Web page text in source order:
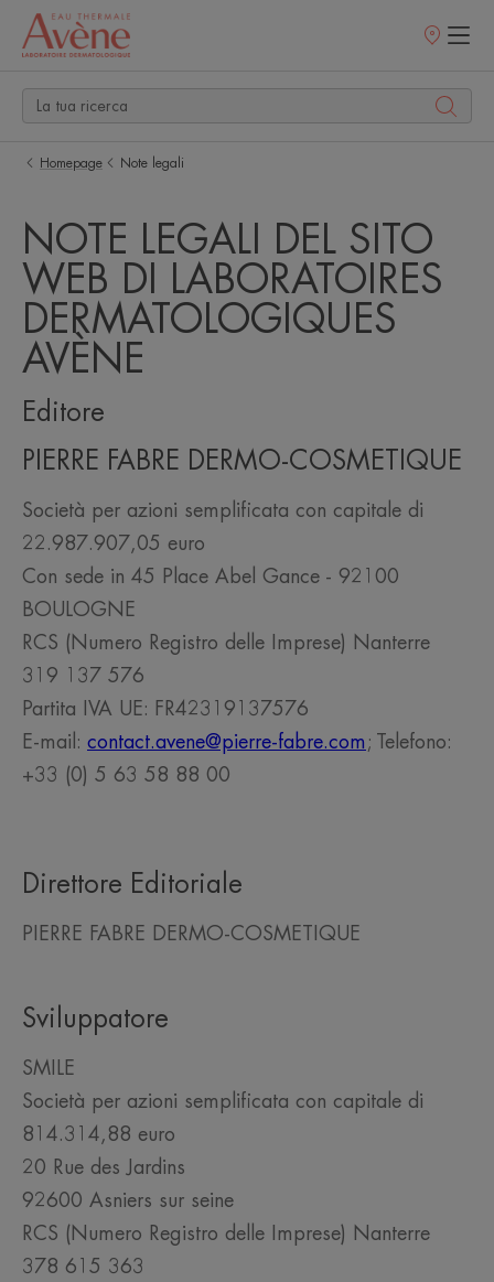
Punti
Homepage Note legali
NOTE LEGALI DEL SITO
WEB DI LABORATOIRES
DERMATOLOGIQUES
AVÈNE
Editore
PIERRE FABRE DERMO-COSMETIQUE
Società per azioni semplificata con capitale di
22.987.907,05 euro
Con sede in 45 Place Abel Gance - 92100
BOULOGNE
RCS (Numero Registro delle Imprese) Nanterre
319 137 576
Partita IVA UE: FR42319137576
E-mail: contact.avene@pierre-fabre.com ; Telefono:
+33 (0) 5 63 58 88 00
Direttore Editoriale
PIERRE FABRE DERMO-COSMETIQUE
Sviluppatore
SMILE
Società per azioni semplificata con capitale di
814.314,88 euro
20 Rue des Jardins
92600 Asniers sur seine
RCS (Numero Registro delle Imprese) Nanterre
378 615 363